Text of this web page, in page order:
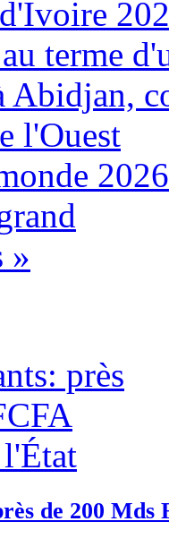
terme
Abidjan,
l'Ouest
»
de 200 Mds